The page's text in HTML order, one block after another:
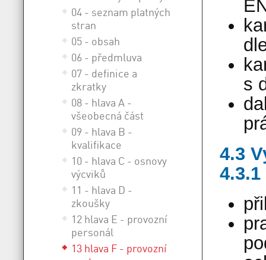
04 - seznam platných
stran
05 - obsah
06 - předmluva
07 - definice a
zkratky
08 - hlava A -
všeobecná část
09 - hlava B -
kvalifikace
10 - hlava C - osnovy
výcviků
11 - hlava D -
zkoušky
12 hlava E - provozní
personál
13 hlava F - provozní
s
4.3